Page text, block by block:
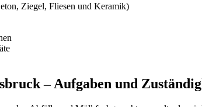
Ziegel, Fliesen und Keramik)
– Aufgaben und